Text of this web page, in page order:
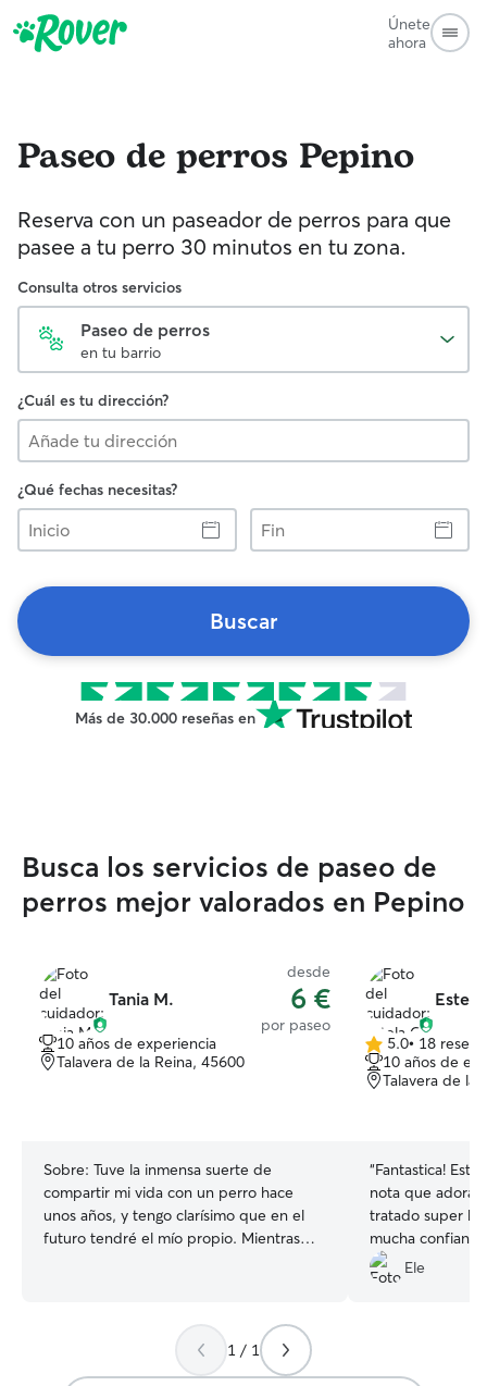
Únete
ahora
Paseo de perros Pepino
Reserva con un paseador de perros para que
pasee a tu perro 30 minutos en tu zona.
Consulta otros servicios
Paseo de perros
en tu barrio
¿Cuál es tu dirección?
¿Qué fechas necesitas?
Inicio
Fin
Buscar
Más de 30.000 reseñas en
Busca los servicios de paseo de
perros mejor valorados en Pepino
Tania M.
desde
6 €
por paseo
10 años de experiencia
Talavera de la Reina, 45600
Sobre: Tuve la inmensa suerte de
compartir mi vida con un perro hace
unos años, y tengo clarísimo que en el
futuro tendré el mío propio. Mientras
vayas con la total tranquilidad de que
está en un segundo hogar. Llevo un
estilo de vida que se adapta a cualquier
Estela
5.0
de
5
5.0• 18
10 años de
Talavera de la
“Fantastica!
nota que adora
tratado super
mucha
rato informada.
repetir y yo
Ele
1 / 1